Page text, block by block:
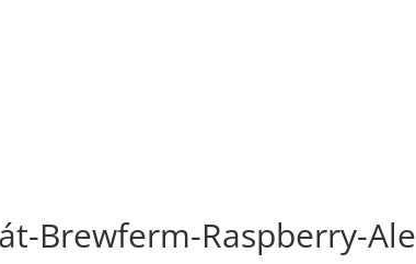
Brewferm-Raspberry-Ale